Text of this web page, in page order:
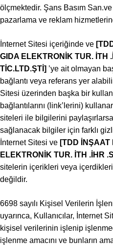
ölçmektedir. Şans Basım
pazarlama ve reklam
İnternet Sitesi içeriğinde ve
GIDA ELEKTRONİK TUR. İTH
TİC.LTD.ŞTİ ] ’ye ait olmayan
bağlantı veya referans yer
Sitesi üzerinden başka bir
bağlantılarını (link’lerini)
siteleri ile bilgilerini
sağlanacak bilgiler için farklı
İnternet Sitesi ve [TDD İNŞAAT
ELEKTRONİK TUR. İTH .İHR
sitelerin içerikleri veya
değildir.
6698 sayılı Kişisel Verilerin
uyarınca, Kullanıcılar, İnternet
kişisel verilerinin işlenip
işlenme amacını ve bunların